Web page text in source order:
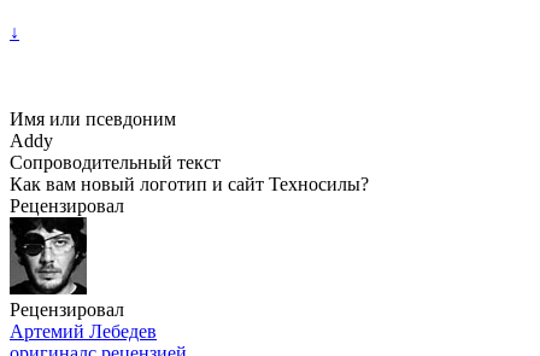
↓
Имя или псевдоним
Addy
Сопроводительный текст
Как вам новый логотип и сайт Техносилы?
Рецензировал
Рецензировал
Артемий Лебедев